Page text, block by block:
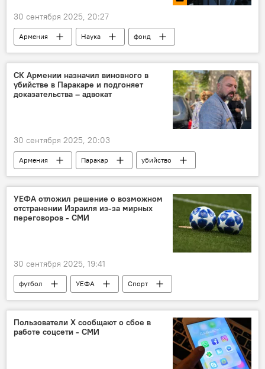
30 сентября 2025, 20:27
Армения Наука
фонд
министр
Общество
Новости Армения
СК Армении назначил виновного в
убийстве в Паракаре и подгоняет
доказательства – адвокат
30 сентября 2025, 20:03
Армения Паракар
убийство
Политика
Новости Армения
УЕФА отложил решение о возможном
отстранении Израиля из-за мирных
переговоров - СМИ
30 сентября 2025, 19:41
футбол УЕФА Спорт
Пользователи X сообщают о сбое в
работе соцсети - СМИ